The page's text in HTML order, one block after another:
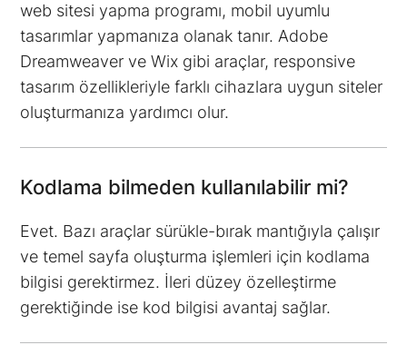
web sitesi yapma programı, mobil uyumlu
tasarımlar yapmanıza olanak tanır. Adobe
Dreamweaver ve Wix gibi araçlar, responsive
tasarım özellikleriyle farklı cihazlara uygun siteler
oluşturmanıza yardımcı olur.
Kodlama bilmeden kullanılabilir mi?
Evet. Bazı araçlar sürükle-bırak mantığıyla çalışır
ve temel sayfa oluşturma işlemleri için kodlama
bilgisi gerektirmez. İleri düzey özelleştirme
gerektiğinde ise kod bilgisi avantaj sağlar.